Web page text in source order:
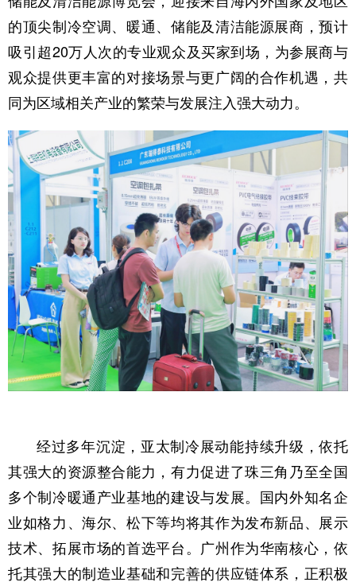
的顶尖制冷空调、暖通、储能及清洁能源展商，预计
吸引超20万人次的专业观众及买家到场，为参展商与
观众提供更丰富的对接场景与更广阔的合作机遇，共
同为区域相关产业的繁荣与发展注入强大动力。
经过多年沉淀，亚太制冷展动能持续升级，依托
其强大的资源整合能力，有力促进了珠三角乃至全国
多个制冷暖通产业基地的建设与发展。国内外知名企
业如格力、海尔、松下等均将其作为发布新品、展示
技术、拓展市场的首选平台。广州作为华南核心，依
托其强大的制造业基础和完善的供应链体系，正积极